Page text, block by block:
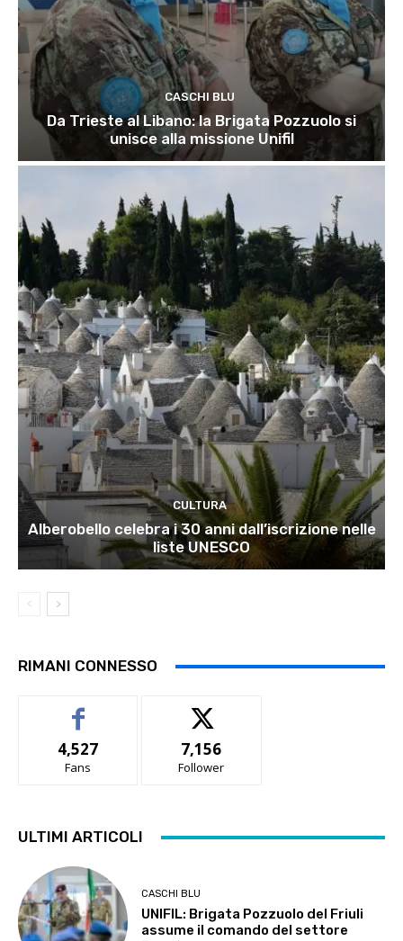
CASCHI BLU
Da Trieste al Libano: la Brigata Pozzuolo si
unisce alla missione Unifil
CULTURA
Alberobello celebra i 30 anni dall’iscrizione nelle
liste UNESCO
RIMANI CONNESSO
4,527
Fans
7,156
Follower
ULTIMI ARTICOLI
CASCHI BLU
UNIFIL: Brigata Pozzuolo del Friuli
assume il comando del settore